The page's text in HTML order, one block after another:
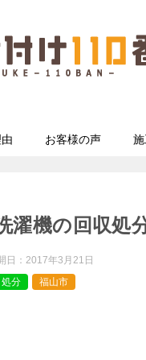
お客様の声 施
濯機の回収
日： 2017年3月21日
分 福山市